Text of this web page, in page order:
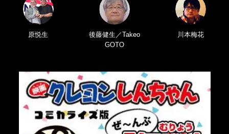
原悦生
後藤健生／Takeo
GOTO
川本梅花